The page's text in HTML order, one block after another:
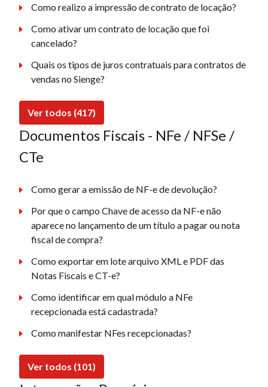
Como realizo a impressão de contrato de locação?
Como ativar um contrato de locação que foi
cancelado?
Quais os tipos de juros contratuais para contratos de
vendas no Sienge?
Ver todos (417)
Documentos Fiscais - NFe / NFSe /
CTe
Como gerar a emissão de NF-e de devolução?
Por que o campo Chave de acesso da NF-e não
aparece no lançamento de um título a pagar ou nota
fiscal de compra?
Como exportar em lote arquivo XML e PDF das
Notas Fiscais e CT-e?
Como identificar em qual módulo a NFe
recepcionada está cadastrada?
Como manifestar NFes recepcionadas?
Ver todos (101)